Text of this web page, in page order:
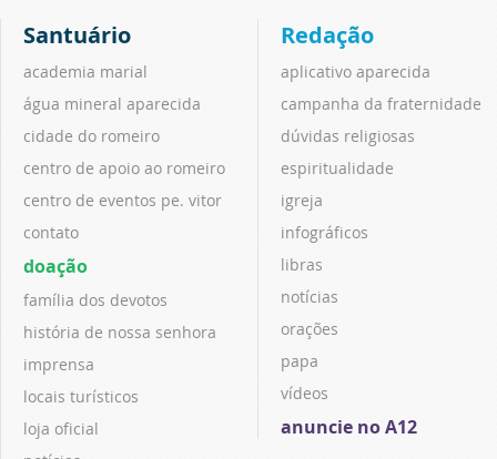
Santuário
academia marial
água mineral aparecida
cidade do romeiro
centro de apoio ao romeiro
centro de eventos pe. vitor
contato
doação
família dos devotos
história de nossa senhora
imprensa
locais turísticos
loja oficial
Redação
aplicativo aparecida
campanha da fraternidade
dúvidas religiosas
espiritualidade
igreja
infográficos
libras
notícias
orações
papa
vídeos
anuncie no A12